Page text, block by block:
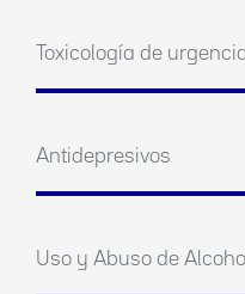
Toxicología de
Antidepresivos
Uso y Abuso de Alcohol